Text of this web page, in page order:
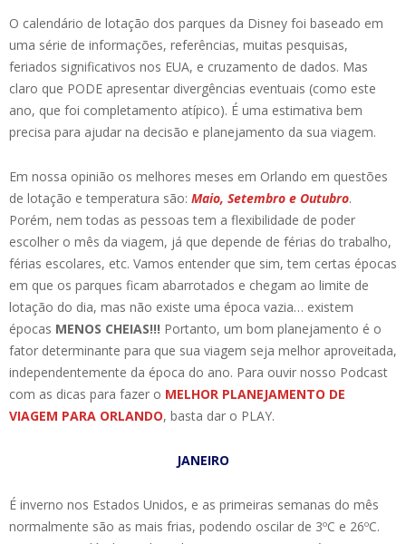
O calendário de lotação dos parques da Disney foi baseado em
uma série de informações, referências, muitas pesquisas,
feriados significativos nos EUA, e cruzamento de dados. Mas
claro que PODE apresentar divergências eventuais (como este
ano, que foi completamento atípico). É uma estimativa bem
precisa para ajudar na decisão e planejamento da sua viagem.
Em nossa opinião os melhores meses em Orlando em questões
de lotação e temperatura são: Maio, Setembro e Outubro.
Porém, nem todas as pessoas tem a flexibilidade de poder
escolher o mês da viagem, já que depende de férias do trabalho,
férias escolares, etc. Vamos entender que sim, tem certas épocas
em que os parques ficam abarrotados e chegam ao limite de
lotação do dia, mas não existe uma época vazia… existem
épocas MENOS CHEIAS!!! Portanto, um bom planejamento é o
fator determinante para que sua viagem seja melhor aproveitada,
independentemente da época do ano. Para ouvir nosso Podcast
com as dicas para fazer o MELHOR PLANEJAMENTO DE
VIAGEM PARA ORLANDO, basta dar o PLAY.
JANEIRO
É inverno nos Estados Unidos, e as primeiras semanas do mês
normalmente são as mais frias, podendo oscilar de 3ºC e 26ºC.